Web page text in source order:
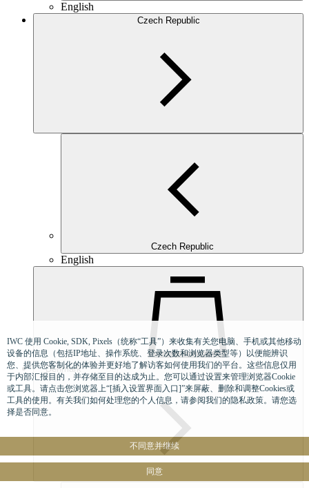
English
Czech Republic
Czech Republic
English
Denmark
IWC 使用 Cookie, SDK, Pixels（统称“工具”）来收集有关您电脑、手机或其他移动
设备的信息（包括IP地址、操作系统、登录次数和浏览器类型等）以便能辨识
您、提供您客制化的体验并更好地了解访客如何使用我们的平台。这些信息仅用
于内部汇报目的，并存储至目的达成为止。您可以通过设置来管理浏览器Cookie
或工具。请点击您浏览器上“[插入设置界面入口]”来屏蔽、删除和调整Cookies或
工具的使用。有关我们如何处理您的个人信息，请参阅我们的隐私政策。请您选
择是否同意。
不同意并继续
同意